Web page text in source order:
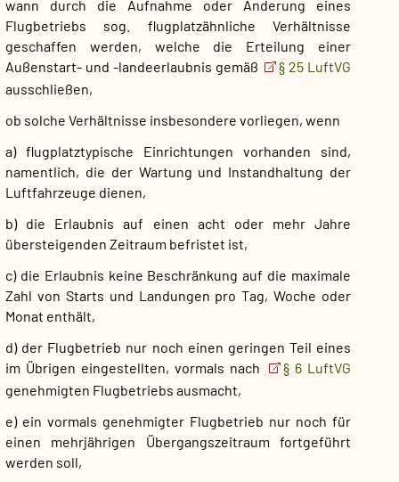
wann durch die Aufnahme oder Änderung eines
Flugbetriebs sog. flugplatzähnliche Verhältnisse
geschaffen werden, welche die Erteilung einer
Außenstart- und -landeerlaubnis gemäß
§ 25 LuftVG
ausschließen,
ob solche Verhältnisse insbesondere vorliegen, wenn
a) flugplatztypische Einrichtungen vorhanden sind,
namentlich, die der Wartung und Instandhaltung der
Luftfahrzeuge dienen,
b) die Erlaubnis auf einen acht oder mehr Jahre
übersteigenden Zeitraum befristet ist,
c) die Erlaubnis keine Beschränkung auf die maximale
Zahl von Starts und Landungen pro Tag, Woche oder
Monat enthält,
d) der Flugbetrieb nur noch einen geringen Teil eines
im Übrigen eingestellten, vormals nach
§ 6 LuftVG
genehmigten Flugbetriebs ausmacht,
e) ein vormals genehmigter Flugbetrieb nur noch für
einen mehrjährigen Übergangszeitraum fortgeführt
werden soll,